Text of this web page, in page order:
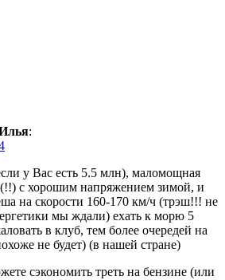
:
у Вас есть 5.5 млн), маломощная
(!!) с хорошим напряжением зимой, и
на скорости 160-170 км/ч (трэш!!! не
мы ждали) ехать к морю 5
в клуб, тем более очередей на
не будет) (в нашей стране)
сэкономить треть на бензине (или